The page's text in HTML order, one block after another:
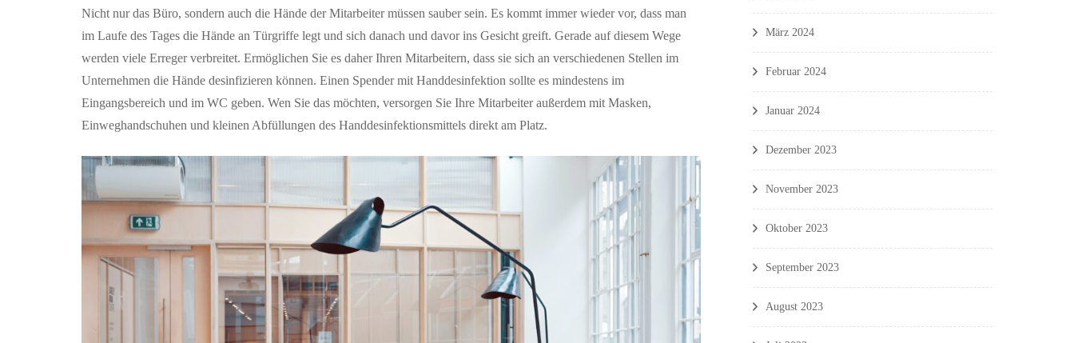
Nicht nur das Büro, sondern auch die Hände der Mitarbeiter müssen sauber sein. Es kommt immer wieder vor, dass man
im Laufe des Tages die Hände an Türgriffe legt und sich danach und davor ins Gesicht greift. Gerade auf diesem Wege
werden viele Erreger verbreitet. Ermöglichen Sie es daher Ihren Mitarbeitern, dass sie sich an verschiedenen Stellen im
Unternehmen die Hände desinfizieren können. Einen Spender mit Handdesinfektion sollte es mindestens im
Eingangsbereich und im WC geben. Wen Sie das möchten, versorgen Sie Ihre Mitarbeiter außerdem mit Masken,
Einweghandschuhen und kleinen Abfüllungen des Handdesinfektionsmittels direkt am Platz.
März 2024
Februar 2024
Januar 2024
Dezember 2023
November 2023
Oktober 2023
September 2023
August 2023